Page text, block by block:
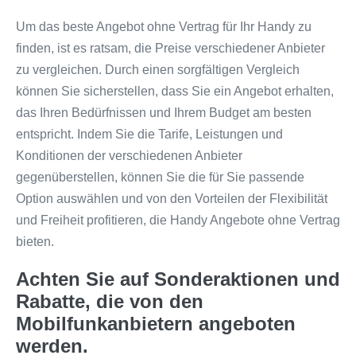
Um das beste Angebot ohne Vertrag für Ihr Handy zu
finden, ist es ratsam, die Preise verschiedener Anbieter
zu vergleichen. Durch einen sorgfältigen Vergleich
können Sie sicherstellen, dass Sie ein Angebot erhalten,
das Ihren Bedürfnissen und Ihrem Budget am besten
entspricht. Indem Sie die Tarife, Leistungen und
Konditionen der verschiedenen Anbieter
gegenüberstellen, können Sie die für Sie passende
Option auswählen und von den Vorteilen der Flexibilität
und Freiheit profitieren, die Handy Angebote ohne Vertrag
bieten.
Achten Sie auf Sonderaktionen und
Rabatte, die von den
Mobilfunkanbietern angeboten
werden.